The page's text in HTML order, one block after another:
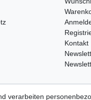
Kontakt
verarbeiten